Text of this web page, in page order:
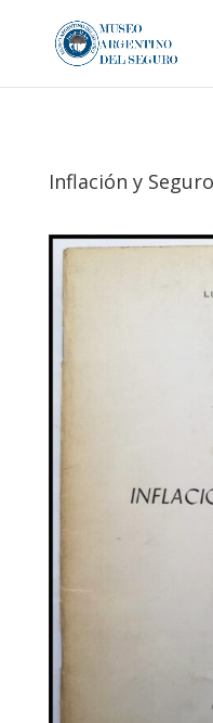
Inflación y